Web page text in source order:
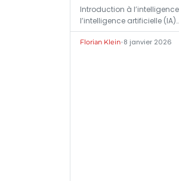
Introduction à
l’intelligence artificielle (IA)…
Florian Klein•8 janvier 2026